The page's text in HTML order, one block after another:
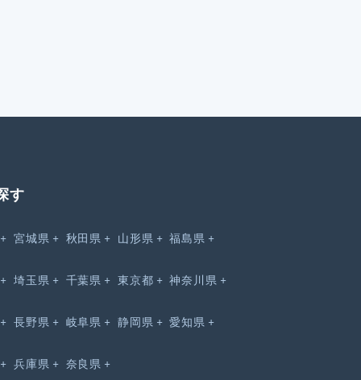
す
宮城県 秋田県 山形県 福島県
埼玉県 千葉県 東京都 神奈川県
長野県 岐阜県 静岡県 愛知県
兵庫県 奈良県